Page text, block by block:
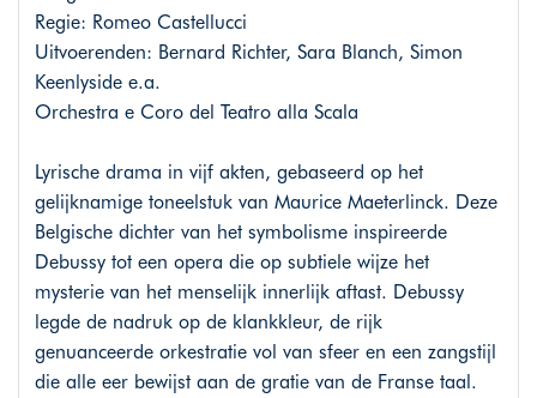
Regie: Romeo Castellucci
Uitvoerenden: Bernard Richter, Sara Blanch, Simon
Keenlyside e.a.
Orchestra e Coro del Teatro alla Scala
Lyrische drama in vijf akten, gebaseerd op het
gelijknamige toneelstuk van Maurice Maeterlinck. Deze
Belgische dichter van het symbolisme inspireerde
Debussy tot een opera die op subtiele wijze het
mysterie van het menselijk innerlijk aftast. Debussy
legde de nadruk op de klankkleur, de rijk
genuanceerde orkestratie vol van sfeer en een zangstijl
die alle eer bewijst aan de gratie van de Franse taal.